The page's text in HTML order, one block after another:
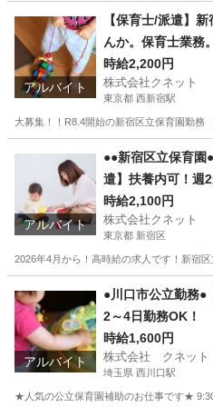
アルバイト
【保育士/派遣】
んか。保育士業務
じられるお仕事で
給
時給2,200円
株式会社クネット
東京都 西新宿駅
大募集！！R8.4開始の新宿区立保育園勤務
西新宿駅 教育
アルバイト
●●新宿区立保育園
遣】扶養内可！週
働きませんか。
時給2,100円
株式会社クネット
東京都 新宿区
2026年4月から！高時給の求人です！新宿
保育士 時給
アルバイト
●川口市公立勤務●
2～4日勤務OK！
時給1,600円
株式会社 クネット
埼玉県 西川口駅
★人気の公立保育園補助のお仕事です★